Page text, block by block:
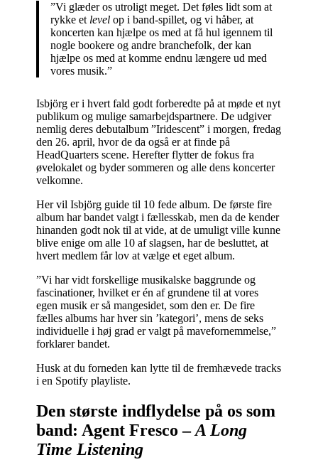
”Vi glæder os utroligt meget. Det føles lidt som at
rykke et level op i band-spillet, og vi håber, at
koncerten kan hjælpe os med at få hul igennem til
nogle bookere og andre branchefolk, der kan
hjælpe os med at komme endnu længere ud med
vores musik.”
Isbjörg er i hvert fald godt forberedte på at møde et nyt
publikum og mulige samarbejdspartnere. De udgiver
nemlig deres debutalbum ”Iridescent” i morgen, fredag
den 26. april, hvor de da også er at finde på
HeadQuarters scene. Herefter flytter de fokus fra
øvelokalet og byder sommeren og alle dens koncerter
velkomne.
Her vil Isbjörg guide til 10 fede album. De første fire
album har bandet valgt i fællesskab, men da de kender
hinanden godt nok til at vide, at de umuligt ville kunne
blive enige om alle 10 af slagsen, har de besluttet, at
hvert medlem får lov at vælge et eget album.
”Vi har vidt forskellige musikalske baggrunde og
fascinationer, hvilket er én af grundene til at vores
egen musik er så mangesidet, som den er. De fire
fælles albums har hver sin ’kategori’, mens de seks
individuelle i høj grad er valgt på mavefornemmelse,”
forklarer bandet.
Husk at du forneden kan lytte til de fremhævede tracks
i en Spotify playliste.
Den største indflydelse på os som
band: Agent Fresco –A Long
Time Listening